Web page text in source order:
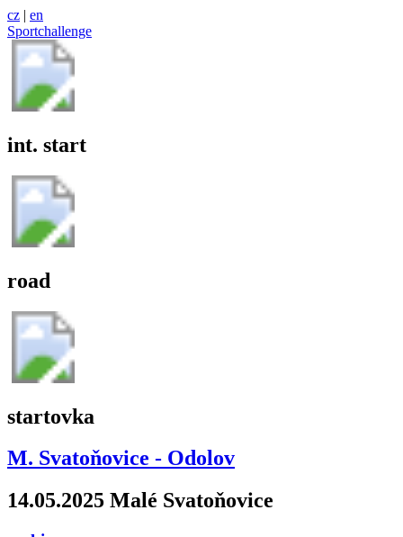
cz | en
Sportchallenge
int. start
road
startovka
M. Svatoňovice - Odolov
14.05.2025 Malé Svatoňovice